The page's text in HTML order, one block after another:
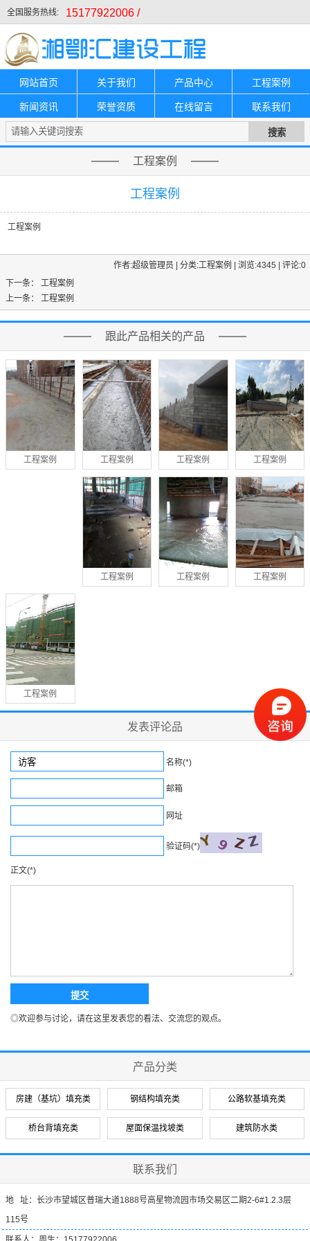
全国服务热线: 15177922006 /
网站首页 关于我们 产品中心 工程案例
新闻资讯 荣誉资质 在线留言 联系我们
工程案例
工程案例
工程案例
作者:超级管理员 | 分类:工程案例 | 浏览:4345 | 评论:0
下一条：
工程案例
上一条：
工程案例
跟此产品相关的产品
工程案例 工程案例 工程案例 工程案例
工程案例 工程案例 工程案例
工程案例
发表评论品
名称(*)
邮箱
网址
验证码(*)
正文(*)
◎欢迎参与讨论，请在这里发表您的看法、交流您的观点。
产品分类
房建（基坑）填充类 钢结构填充类 公路软基填充类
桥台背填充类 屋面保温找坡类 建筑防水类
联系我们
地 址：长沙市望城区普瑞大道1888号高星物流园市场交易区二期2-6#1.2.3层
115号